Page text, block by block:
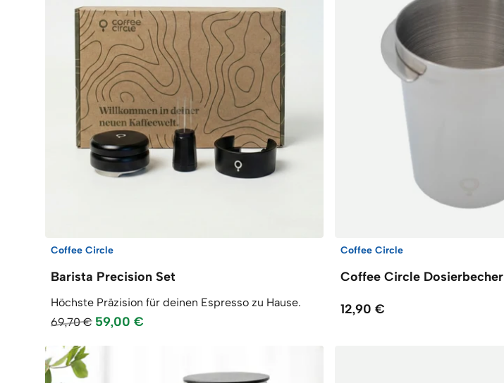
Coffee Circle
Barista Precision Set
Höchste Präzision für deinen Espresso zu Hause.
69,70 € 59,00 €
Coffee Circle
Coffee Circle Dosierbecher
12,90 €